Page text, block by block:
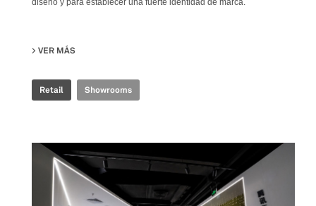
diseño y para establecer una fuerte identidad de marca.
VER MÁS
Retail Showrooms